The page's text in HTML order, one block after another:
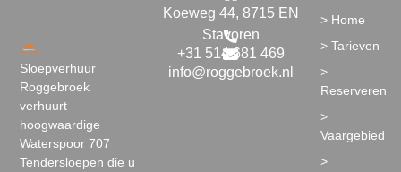
Sloepverhuur
Roggebroek
verhuurt
hoogwaardige
Waterspoor 707
Tendersloepen die u
> Home
> Tarieven
>
Reserveren
>
Vaargebied
>
Koeweg 44, 8715 EN
Stavoren
+31 514 681 469
info@roggebroek.nl